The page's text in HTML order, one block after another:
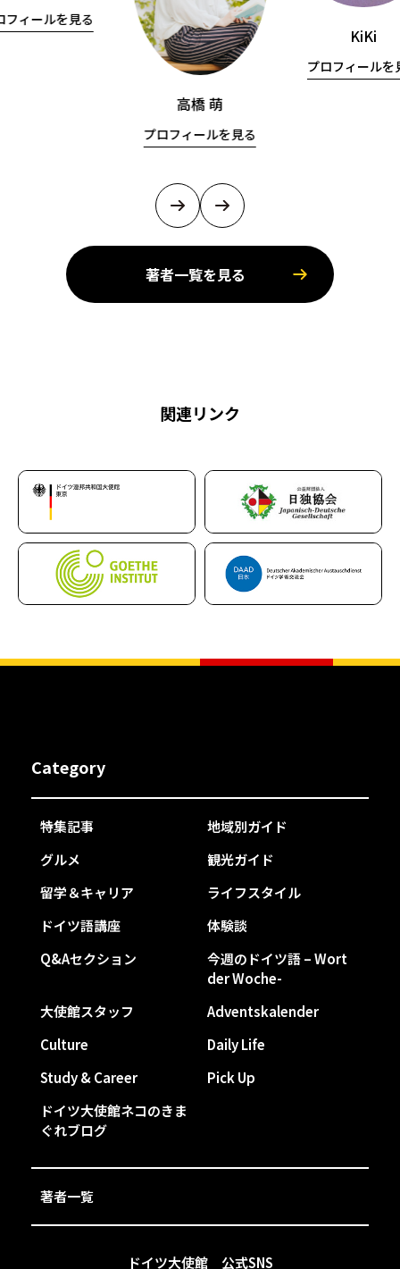
フィールを見る
高橋 萌
プロフィールを見る
KiKi
プロフィールを
著者一覧を見る
関連リンク
ドイツ大使館 公式SNS
Category
特集記事
地域別ガイド
グルメ
観光ガイド
留学＆キャリア
ライフスタイル
ドイツ語講座
体験談
Q&Aセクション
今週のドイツ語 – Wort
der Woche-
大使館スタッフ
Adventskalender
Culture
Daily Life
Study & Career
Pick Up
ドイツ大使館ネコのきま
ぐれブログ
著者一覧